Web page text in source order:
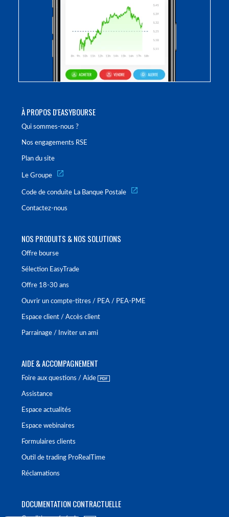
À PROPOS D'EASYBOURSE
Qui sommes-nous ?
Nos engagements RSE
Plan du site
Le Groupe
Code de conduite La Banque Postale
Contactez-nous
NOS PRODUITS & NOS SOLUTIONS
Offre bourse
Sélection EasyTrade
Offre 18-30 ans
Ouvrir un compte-titres / PEA / PEA-PME
Espace client / Accès client
Parrainage / Inviter un ami
AIDE & ACCOMPAGNEMENT
Foire aux questions / Aide
Assistance
Espace actualités
Espace webinaires
Formulaires clients
Outil de trading ProRealTime
Réclamations
DOCUMENTATION CONTRACTUELLE